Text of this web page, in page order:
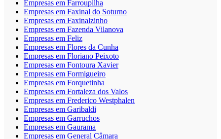
Empresas em Farroupilha
Empresas em Faxinal do Soturno
Empresas em Faxinalzinho
Empresas em Fazenda Vilanova
Empresas em Feliz
Empresas em Flores da Cunha
Empresas em Floriano Peixoto
Empresas em Fontoura Xavier
Empresas em Formigueiro
Empresas em Forquetinha
Empresas em Fortaleza dos Valos
Empresas em Frederico Westphalen
Empresas em Garibaldi
Empresas em Garruchos
Empresas em Gaurama
Empresas em General Câmara